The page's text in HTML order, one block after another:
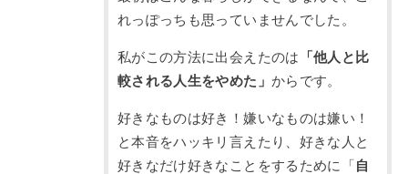
れっぽっちも思っていませんでした。
私がこの方法に出会えたのは
「他人と比
較される人生をやめた」 からです。
好きなものは好き！嫌いなものは嫌い！
と本音をハッキリ言えたり、好きな人と
好きなだけ好きなことをするために「 自